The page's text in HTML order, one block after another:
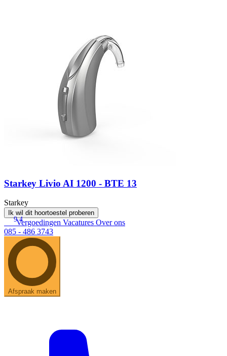
Starkey Livio AI 1200 - BTE 13
Starkey
Ik wil dit hoortoestel proberen
9.4
Vergoedingen Vacatures Over ons
085 - 486 3743
Afspraak maken